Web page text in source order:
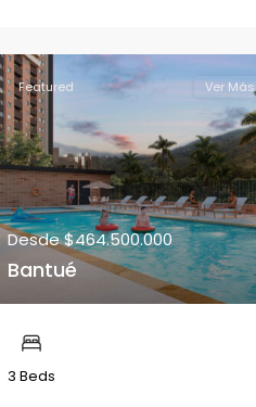
Featured Ver Más
Desde$464.500.000
Bantué
3 Beds